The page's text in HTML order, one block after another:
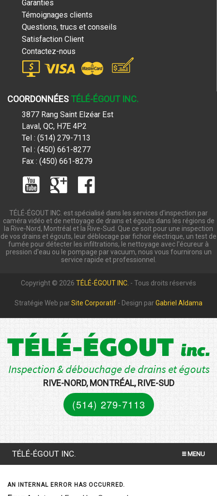
Garanties
Témoignages clients
Questions, trucs et conseils
Satisfaction Client
Contactez-nous
COORDONNÉES TÉLÉ-ÉGOUT INC.
3877 Rang Saint Elzéar Est
Laval, QC, H7E 4P2
Tel : (514) 279-7113
Tel : (450) 661-8277
Fax : (450) 661-8279
TÉLÉ-ÉGOUT INC. est spécialisé dans les services d'inspection par
caméra vidéo et de nettoyage de drains et égouts dans les régions de
la Rive-Nord, Montréal et la Rive-Sud. Que ce soit pour une inspection
de vos drains et égouts, leur déblocage par fichoir électrique, un test de
fumée pour détecter les infiltrations, le nettoyage avec l'écureur à
pression d'eau ou le pompage par vacuum, nous vous fournirons un
service rapide et professionnel.
Copyright © 2026 TÉLÉ-ÉGOUT INC. - Tous droits réservés
Stratégie Web parSite Corporatif - Design parGabriel Aldama
RIVE-NORD, MONTRÉAL, RIVE-SUD
(514) 279-7113
TÉLÉ-ÉGOUT INC. MENU
AN INTERNAL ERROR HAS OCCURRED.